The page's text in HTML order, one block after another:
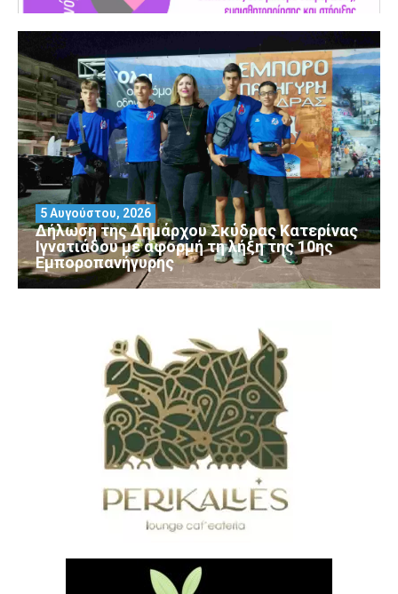
Δήλωση της Δημάρχου Σκύδρας Κατερίνας
Ιγνατιάδου με αφορμή τη λήξη της 10ης
Εμποροπανήγυρης
5 Αυγούστου, 2026